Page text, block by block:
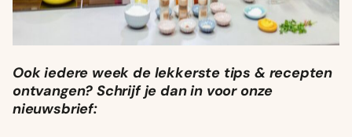
Ook iedere week de lekkerste tips & recepten
ontvangen? Schrijf je dan in voor onze
nieuwsbrief: